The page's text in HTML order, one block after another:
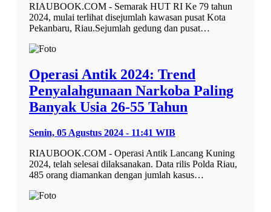
RIAUBOOK.COM - Semarak HUT RI Ke 79 tahun
2024, mulai terlihat disejumlah kawasan pusat Kota
Pekanbaru, Riau.Sejumlah gedung dan pusat…
Operasi Antik 2024: Trend
Penyalahgunaan Narkoba Paling
Banyak Usia 26-55 Tahun
Senin, 05 Agustus 2024 - 11:41 WIB
RIAUBOOK.COM - Operasi Antik Lancang Kuning
2024, telah selesai dilaksanakan. Data rilis Polda Riau,
485 orang diamankan dengan jumlah kasus…